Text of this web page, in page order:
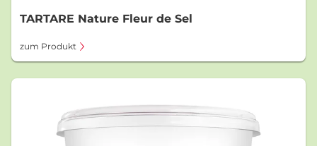
TARTARE Nature Fleur de Sel
zum Produkt